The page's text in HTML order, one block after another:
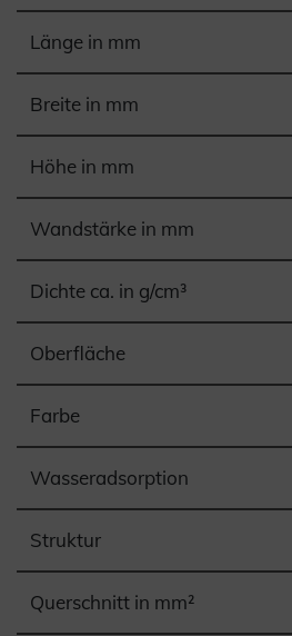
Länge in mm
Breite in mm
Höhe in mm
Wandstärke in mm
Dichte ca. in g/cm³
Oberfläche
Farbe
Wasseradsorption
Struktur
Querschnitt in mm²